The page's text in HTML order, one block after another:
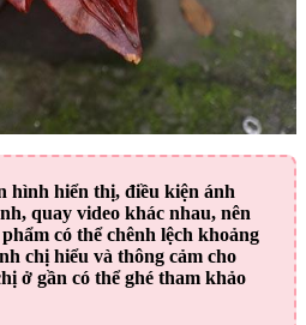
hình hiển thị, điều kiện ánh
quay video khác nhau, nên
có thể chênh lệch khoảng
chị hiểu và thông cảm cho
ở gần có thể ghé tham khảo